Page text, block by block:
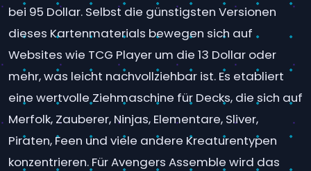
bei 95 Dollar. Selbst die günstigsten Versionen
dieses Kartenmaterials bewegen sich auf
Websites wie TCG Player um die 13 Dollar oder
mehr, was leicht nachvollziehbar ist. Es etabliert
eine wertvolle Ziehmaschine für Decks, die sich auf
Merfolk, Zauberer, Ninjas, Elementare, Sliver,
Piraten, Feen und viele andere Kreaturentypen
konzentrieren. Für Avengers Assemble wird das